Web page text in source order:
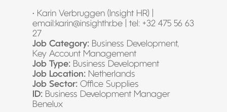
• Karin Verbruggen (Insight HR) |
email:karin@insighthr.be | tel: +32 475 56 63
27
Job Category: Business Development
Key Account Management
Job Type: Business Development
Job Location: Netherlands
Job Sector: Office Supplies
ID: Business Development Manager
Benelux